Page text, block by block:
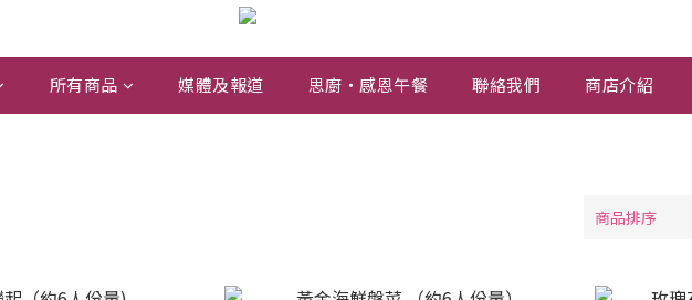
所有商品 媒體及報道 思廚・感恩午餐 聯絡我們 商店介紹
商品排序